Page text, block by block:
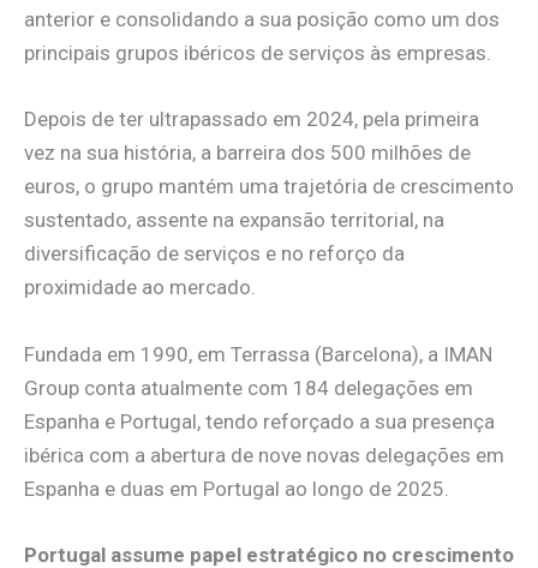
anterior e consolidando a sua posição como um dos
principais grupos ibéricos de serviços às empresas.
Depois de ter ultrapassado em 2024, pela primeira
vez na sua história, a barreira dos 500 milhões de
euros, o grupo mantém uma trajetória de crescimento
sustentado, assente na expansão territorial, na
diversificação de serviços e no reforço da
proximidade ao mercado.
Fundada em 1990, em Terrassa (Barcelona), a IMAN
Group conta atualmente com 184 delegações em
Espanha e Portugal, tendo reforçado a sua presença
ibérica com a abertura de nove novas delegações em
Espanha e duas em Portugal ao longo de 2025.
Portugal assume papel estratégico no crescimento